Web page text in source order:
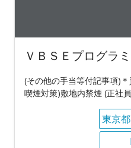
ＶＢＳＥプログラ
(その他の手当等付記事項)
喫煙対策)敷地内禁煙 (正社
東京都